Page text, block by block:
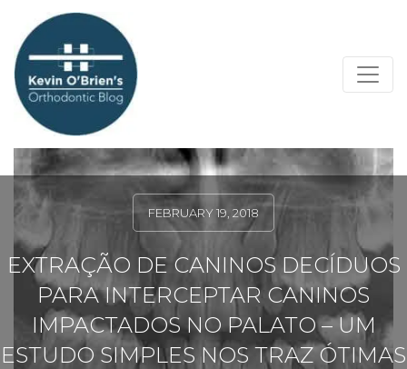
FEBRUARY 19, 2018
EXTRAÇÃO DE CANINOS DECÍDUOS
PARA INTERCEPTAR CANINOS
IMPACTADOS NO PALATO – UM
ESTUDO SIMPLES NOS TRAZ ÓTIMAS